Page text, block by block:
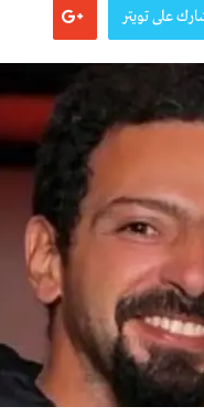
على تويتر